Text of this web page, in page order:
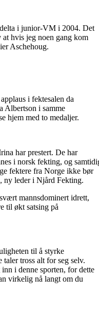
i junior-VM i 2004. Det
hvis jeg noen gang kom
Aschehoug.
i fektesalen da
Albertson i samme
hjem med to medaljer.
har prestert. De har
i norsk fekting, og
fektere fra Norge ikke bør
ny leder i Njård Fekting.
mannsdominert idrett,
til økt satsing på
til å styrke
tross alt for seg selv.
i denne sporten, for dette
virkelig nå langt om du